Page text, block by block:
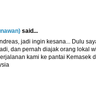
said...
jadi ingin kesana... Dulu
dan pernah diajak orang lokal
kami ke pantai Kemasek